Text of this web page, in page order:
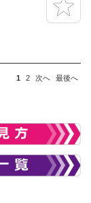
1 2 次へ 最後へ